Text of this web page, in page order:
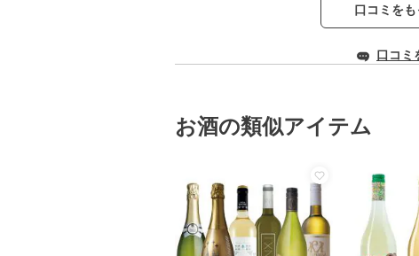
口コミを
口コミ
お酒の類似アイテム